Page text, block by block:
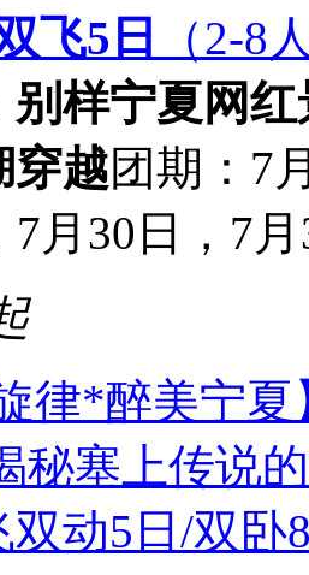
飞5日
（2-8
别样宁夏网
穿越团期：7
7月30日，7